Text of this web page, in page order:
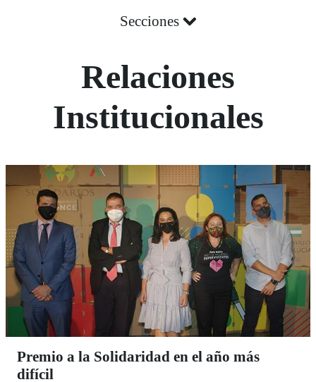
Secciones
Relaciones
Institucionales
Premio a la Solidaridad en el año más
difícil